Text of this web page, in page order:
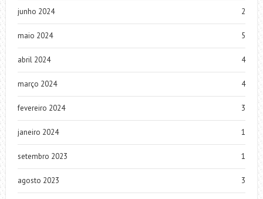
junho 2024 2
maio 2024 5
abril 2024 4
março 2024 4
fevereiro 2024 3
janeiro 2024 1
setembro 2023 1
agosto 2023 3